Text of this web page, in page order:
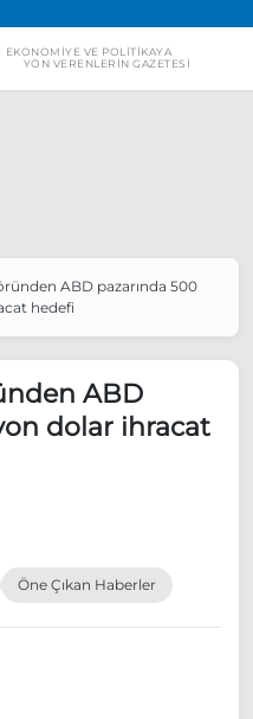
EKONOMIYE VE POLITIKAYA
YÖN VERENLERIN GAZETESI
ziyaret edecek
kararı aldı
ABD pazarında 500
hedefi
ABD
dolar ihracat
Öne Çıkan Haberler